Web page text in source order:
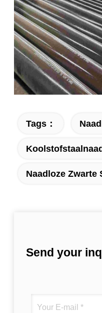
Tags：
Naadloze Zwarte
Send your